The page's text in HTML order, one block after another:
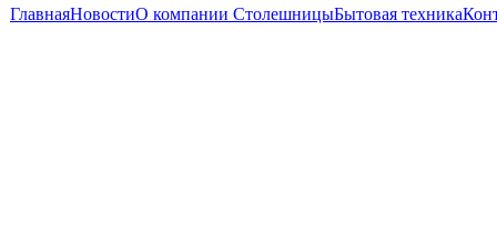
ГлавнаяНовостиО компании СтолешницыБытовая техника